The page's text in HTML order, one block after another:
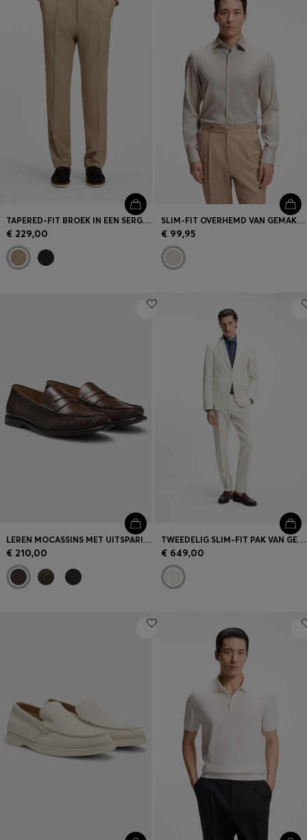
TAPERED-FIT BROEK IN EEN SERGE VAN SCHEERWOL
€ 229,00
SLIM-FIT OVERHEMD VAN GEMAKKELIJK TE STRIJKEN KATOENEN TWILL
€ 99,95
LEREN MOCASSINS MET UITSPARING
€ 210,00
TWEEDELIG SLIM-FIT PAK VAN GESTREEPT MATERIAAL
€ 649,00